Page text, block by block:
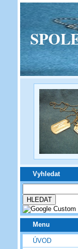
Vyhledat
Menu
ÚVOD